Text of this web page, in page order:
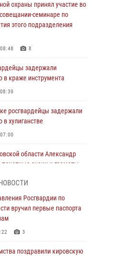
охраны принял участие во
семинаре по
этого подразделения
8
задержали
в краже инструмента
росгвардейцы задержали
в хулиганстве
области Александр
почетные знаки и грамоты
задержали
сбыте поддельной купюры
задержали
Росгвардии по
вручил первые паспорта
3
поздравили кировскую